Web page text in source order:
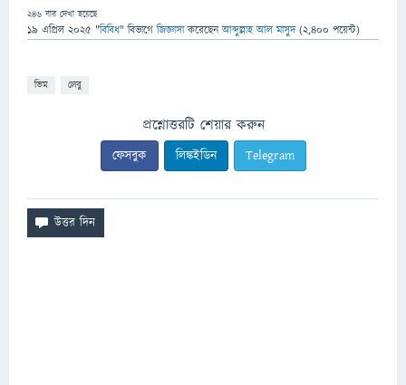
246 বার দেখা হয়েছে
19 এপ্রিল 2025 "বিবিধ" বিভাগে জিজ্ঞাসাকরেছেনআব্দুল্লাহ আল মাসুদ (2,400 পয়েন্ট)
ভিম লেবু
প্রশ্নোত্তরটি শেয়ার করুন
ফেসবুক লিঙ্কইডিন Telegram